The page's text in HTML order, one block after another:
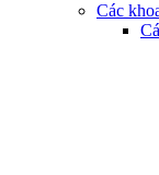
Các